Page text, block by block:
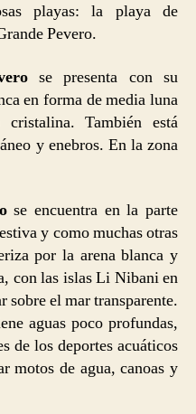
playas: la playa de
Pevero.
se presenta con su
en forma de media luna
También está
y enebros. En la zona
se encuentra en la parte
y como muchas otras
por la arena blanca y
con las islas Li Nibani en
sobre el mar transparente.
aguas poco profundas,
de los deportes acuáticos
motos de agua, canoas y